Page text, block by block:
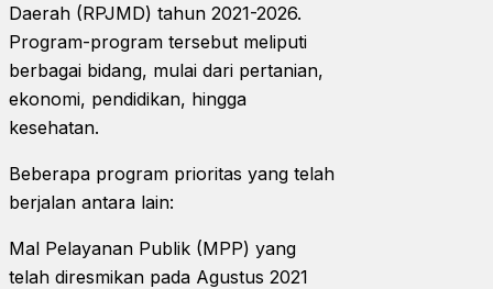
Daerah (RPJMD) tahun 2021-2026.
Program-program tersebut meliputi
berbagai bidang, mulai dari pertanian,
ekonomi, pendidikan, hingga
kesehatan.
Beberapa program prioritas yang telah
berjalan antara lain:
Mal Pelayanan Publik (MPP) yang
telah diresmikan pada Agustus 2021